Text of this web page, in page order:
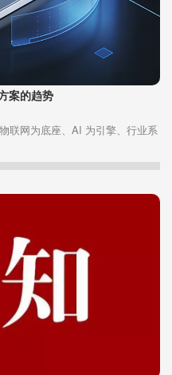
案的趋势
联网为底座、AI 为引擎、行业系